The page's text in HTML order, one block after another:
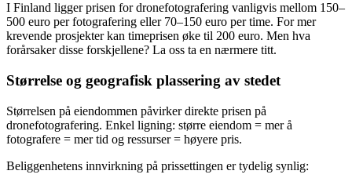
I Finland ligger prisen for dronefotografering vanligvis mellom 150–
500 euro per fotografering eller 70–150 euro per time. For mer
krevende prosjekter kan timeprisen øke til 200 euro. Men hva
forårsaker disse forskjellene? La oss ta en nærmere titt.
Størrelse og geografisk plassering av stedet
Størrelsen på eiendommen påvirker direkte prisen på
dronefotografering. Enkel ligning: større eiendom = mer å
fotografere = mer tid og ressurser = høyere pris.
Beliggenhetens innvirkning på prissettingen er tydelig synlig: